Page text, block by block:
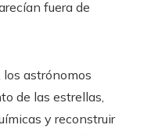
fuera de
los astrónomos
de las estrellas,
y reconstruir